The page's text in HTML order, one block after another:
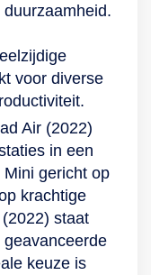
voor diverse
Air (2022)
in een
gericht op
krachtige
staat
keuze is